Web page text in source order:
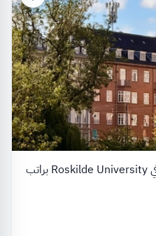
منح ماجستير في الدنمارك ممولة في Roskilde University براتب